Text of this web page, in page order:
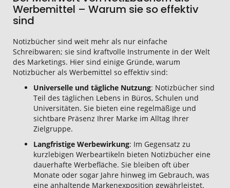
Werbemittel – Warum sie so effektiv
sind
Notizbücher sind weit mehr als nur einfache
Schreibwaren; sie sind kraftvolle Instrumente in der Welt
des Marketings. Hier sind einige Gründe, warum
Notizbücher als Werbemittel so effektiv sind:
Universelle und tägliche Nutzung: Notizbücher sind
Teil des täglichen Lebens in Büros, Schulen und
Universitäten. Sie bieten eine regelmäßige und
sichtbare Präsenz Ihrer Marke im Alltag Ihrer
Zielgruppe.
Langfristige Werbewirkung: Im Gegensatz zu
kurzlebigen Werbeartikeln bieten Notizbücher eine
dauerhafte Werbefläche. Sie bleiben oft über
Monate oder sogar Jahre hinweg im Gebrauch, was
eine anhaltende Markenexposition gewährleistet.